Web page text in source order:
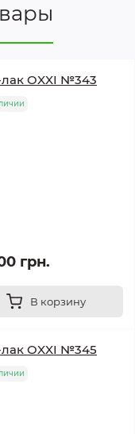
лак OXXI №343
грн.
В корзину
лак OXXI №345